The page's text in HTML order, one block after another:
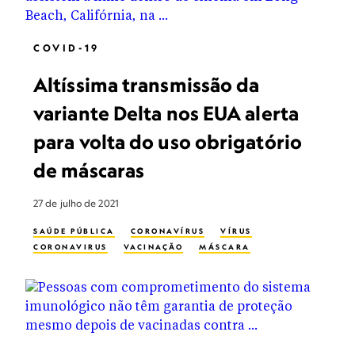
COVID-19
Altíssima transmissão da
variante Delta nos EUA alerta
para volta do uso obrigatório
de máscaras
27 de julho de 2021
SAÚDE PÚBLICA CORONAVÍRUS
VÍRUS
CORONAVIRUS
VACINAÇÃO MÁSCARA